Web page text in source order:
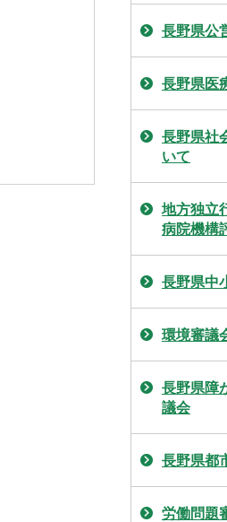
長野県公
長野県医
長野県社
いて
地方独立
病院機構
長野県中
環境審議
長野県障
議会
長野県都
労働問題